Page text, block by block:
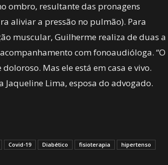
ombro, resultante das pronagens
aliviar a pressão no pulmão). Para
muscular, Guilherme realiza de duas a
com fonoaudióloga. “O
Mas ele está em casa e vivo.
Lima, esposa do advogado.
Covid-19 Diabético fisioterapia
hipertenso